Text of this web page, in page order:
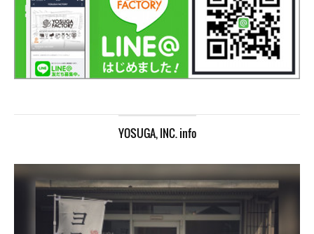
YOSUGA, INC. info